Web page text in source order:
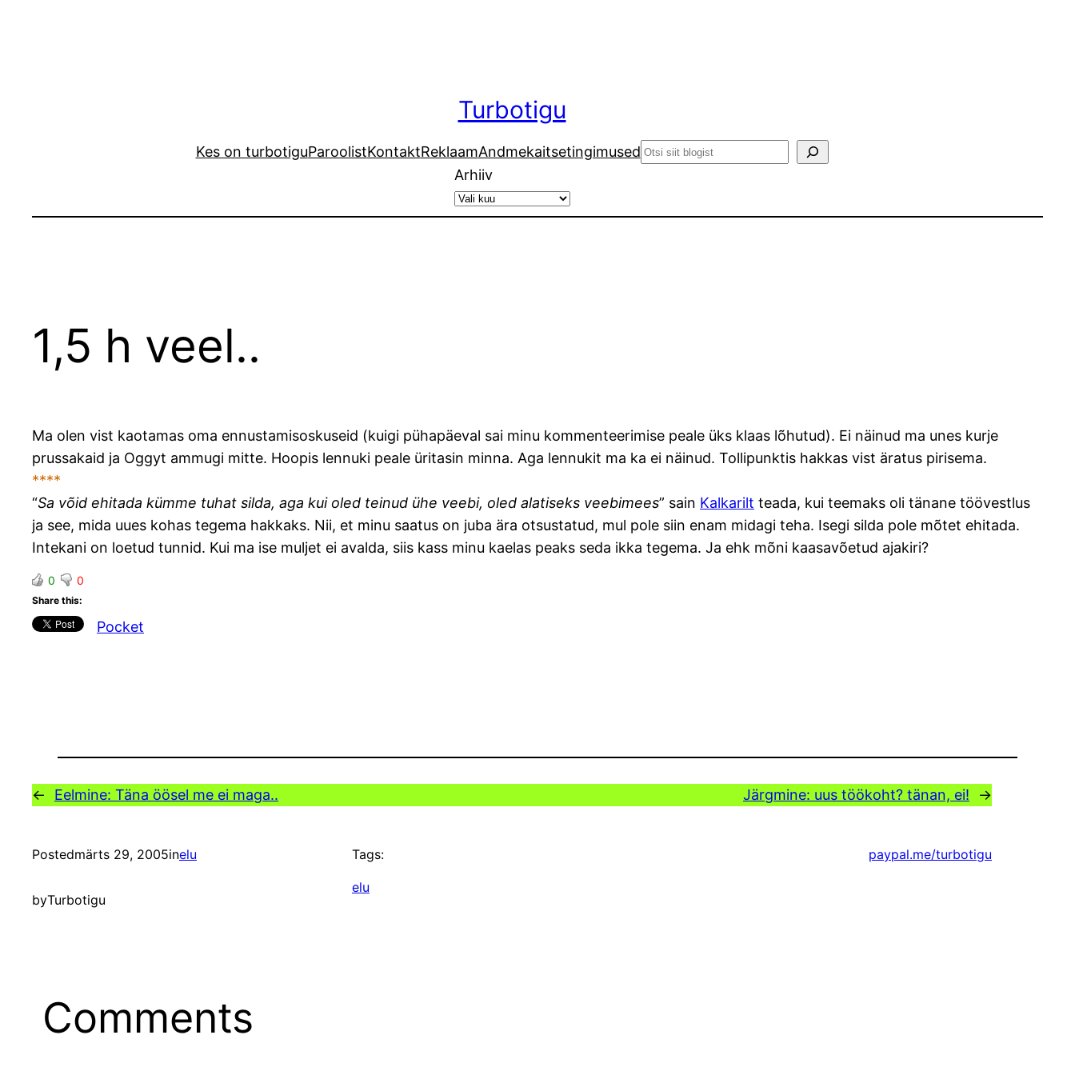
Turbotigu
Kes on turbotiguParoolistKontaktReklaamAndmekaitsetingimusedSearch
Arhiiv
1,5 h veel..
Ma olen vist kaotamas oma ennustamisoskuseid (kuigi pühapäeval sai minu kommenteerimise peale üks klaas lõhutud). Ei näinud ma unes kurje
prussakaid ja Oggyt ammugi mitte. Hoopis lennuki peale üritasin minna. Aga lennukit ma ka ei näinud. Tollipunktis hakkas vist äratus pirisema.
****
“Sa võid ehitada kümme tuhat silda, aga kui oled teinud ühe veebi, oled alatiseks veebimees” sain Kalkarilt teada, kui teemaks oli tänane töövestlus
ja see, mida uues kohas tegema hakkaks. Nii, et minu saatus on juba ära otsustatud, mul pole siin enam midagi teha. Isegi silda pole mõtet ehitada.
Intekani on loetud tunnid. Kui ma ise muljet ei avalda, siis kass minu kaelas peaks seda ikka tegema. Ja ehk mõni kaasavõetud ajakiri?
0 0
Share this:
Pocket
← Eelmine: Täna öösel me ei maga.. Järgmine: uus töökoht? tänan, ei! →
Postedmärts 29, 2005inelu
byTurbotigu
Tags:
elu
paypal.me/turbotigu
Comments